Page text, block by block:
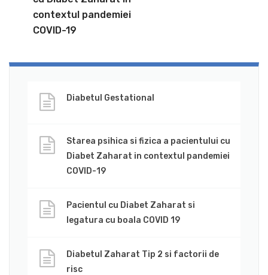
contextul pandemiei
COVID-19
Diabetul Gestational
Starea psihica si fizica a pacientului cu
Diabet Zaharat in contextul pandemiei
COVID-19
Pacientul cu Diabet Zaharat si
legatura cu boala COVID 19
Diabetul Zaharat Tip 2 si factorii de
risc